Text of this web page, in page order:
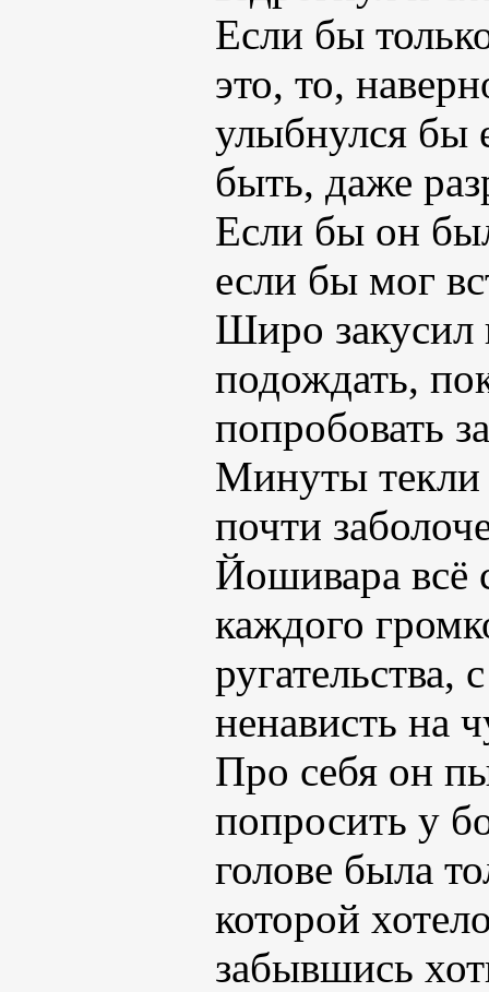
Если бы
это, то,
улыбнулся бы
быть, даже
Если бы он
если бы мог
Широ закусил
подождать,
попробовать
Минуты текли
почти
Йошивара всё
каждого
ненависть на
Про себя он
попросить у
голове была
которой
забывшись